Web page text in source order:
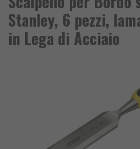
Stanley, 6 pezzi,
in Lega di Acciaio